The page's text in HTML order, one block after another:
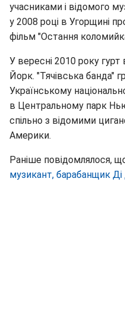
учасниками і відомого
у 2008 році в Угорщині
фільм "Остання
У вересні 2010 року
Йорк. "Тячівська банда"
Українському
в Центральному парк
спільно з відомими
Америки.
Раніше повідомлялося,
музикант, барабанщик